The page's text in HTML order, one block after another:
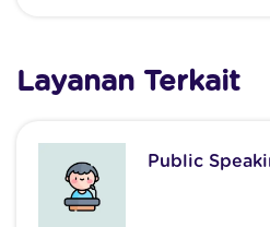
Layanan Terkait
Public